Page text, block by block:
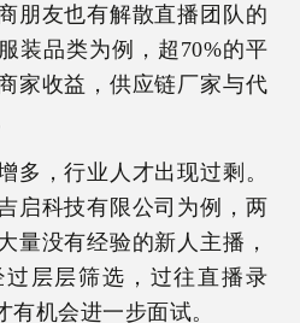
朋友也有解散直播团队的
装品类为例，超70%的平
家收益，供应链厂家与代
多，行业人才出现过剩。
启科技有限公司为例，两
量没有经验的新人主播，
层层筛选，过往直播录
有机会进一步面试。